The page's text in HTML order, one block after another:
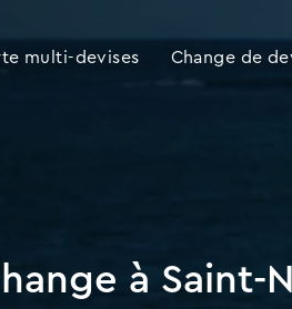
multi-devises Change de
à Saint-